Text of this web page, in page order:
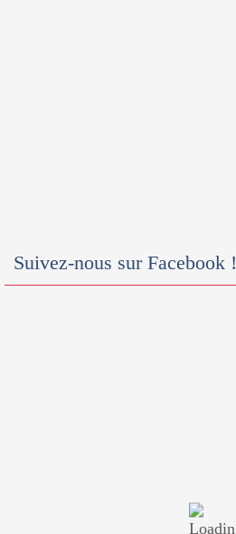
Suivez-nous sur Facebook !